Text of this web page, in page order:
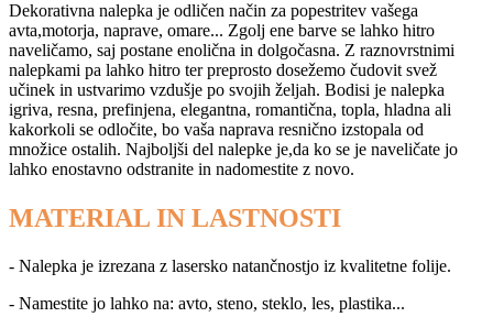
Dekorativna nalepka je odličen način za popestritev vašega
avta,motorja, naprave, omare... Zgolj ene barve se lahko hitro
naveličamo, saj postane enolična in dolgočasna. Z raznovrstnimi
nalepkami pa lahko hitro ter preprosto dosežemo čudovit svež
učinek in ustvarimo vzdušje po svojih željah.​​ Bodisi je nalepka
igriva, resna, prefinjena, elegantna, romantična, topla, hladna ali
kakorkoli se odločite, bo vaša naprava resnično izstopala od
množice ostalih. Najboljši del nalepke je,da ko se je naveličate jo
lahko enostavno odstranite in nadomestite z novo.
MATERIAL IN LASTNOSTI
- Nalepka je izrezana z lasersko natančnostjo iz kvalitetne folije.
- Namestite jo lahko na: avto, steno, steklo, les, plastika...